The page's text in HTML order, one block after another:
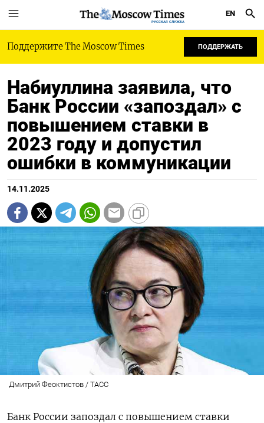
РУССКАЯ СЛУЖБА
EN
Поддержите The Moscow Times ПОДДЕРЖАТЬ
Набиуллина заявила, что
Банк России «запоздал» с
повышением ставки в
2023 году и допустил
ошибки в коммуникации
14.11.2025
Дмитрий Феоктистов / ТАСС
Банк России запоздал с повышением ставки